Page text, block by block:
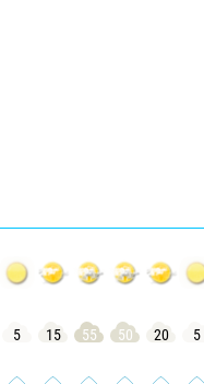
5 15 55 50 20 5